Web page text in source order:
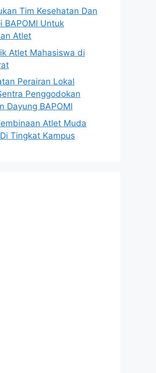
Tim Kesehatan Dan
BAPOMI Untuk
Atlet
Atlet Mahasiswa di
Perairan Lokal
Penggodokan
Dayung BAPOMI
Atlet Muda
Tingkat Kampus